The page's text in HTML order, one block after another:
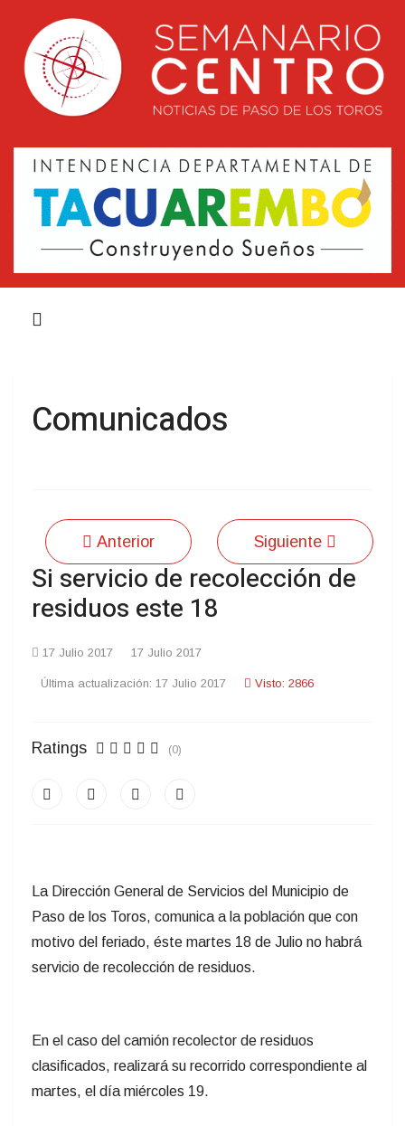
Comunicados
Anterior Siguiente
Si servicio de recolección de
residuos este 18
17 Julio 2017 17 Julio 2017
Última actualización: 17 Julio 2017 Visto: 2866
Ratings (0)
La Dirección General de Servicios del Municipio de
Paso de los Toros, comunica a la población que con
motivo del feriado, éste martes 18 de Julio no habrá
servicio de recolección de residuos.
En el caso del camión recolector de residuos
clasificados, realizará su recorrido correspondiente al
martes, el día miércoles 19.